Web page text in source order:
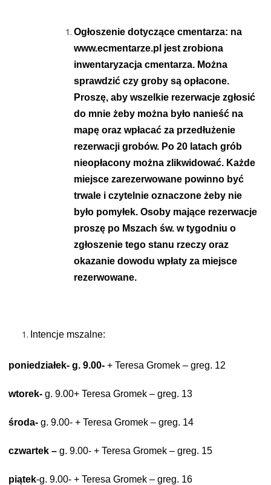
Ogłoszenie dotyczące cmentarza: na
www.ecmentarze.pl jest zrobiona
inwentaryzacja cmentarza. Można
sprawdzić czy groby są opłacone.
Proszę, aby wszelkie rezerwacje zgłosić
do mnie żeby można było nanieść na
mapę oraz wpłacać za przedłużenie
rezerwacji grobów. Po 20 latach grób
nieopłacony można zlikwidować. Każde
miejsce zarezerwowane powinno być
trwale i czytelnie oznaczone żeby nie
było pomyłek. Osoby mające rezerwacje
proszę po Mszach św. w tygodniu o
zgłoszenie tego stanu rzeczy oraz
okazanie dowodu wpłaty za miejsce
rezerwowane.
Intencje mszalne:
poniedziałek- g. 9.00- + Teresa Gromek – greg. 12
wtorek- g. 9.00+ Teresa Gromek – greg. 13
środa- g. 9.00- + Teresa Gromek – greg. 14
czwartek – g. 9.00- + Teresa Gromek – greg. 15
piątek-g. 9.00- + Teresa Gromek – greg. 16